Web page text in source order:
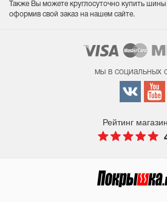
Также Вы можете круглосуточно купить шины
оформив свой заказ на нашем сайте.
мы в социальных
Рейтинг